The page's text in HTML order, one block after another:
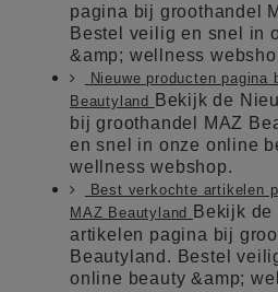
pagina bij groothandel
Bestel veilig en snel in
&amp; wellness
Nieuwe producten pagina
Beautyland
Bekijk de
bij groothandel MAZ
en snel in onze online
wellness webshop.
Best verkochte artikelen
MAZ Beautyland
Bekijk de
artikelen pagina bij
Beautyland. Bestel
online beauty &amp;